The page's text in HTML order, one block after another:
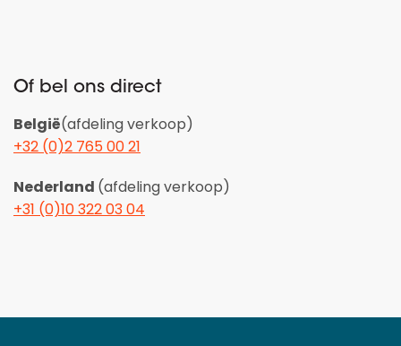
Of bel ons direct
België(afdeling verkoop)
+32 (0)2 765 00 21
Nederland (afdeling verkoop)
+31 (0)10 322 03 04